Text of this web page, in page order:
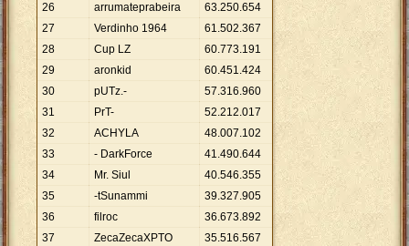
26
arrumateprabeira 63.250.654
27
Verdinho 1964 61.502.367
28
Cup LZ 60.773.191
29
aronkid 60.451.424
30
pUTz.- 57.316.960
31
PrT- 52.212.017
32
ACHYLA 48.007.102
33
- DarkForce 41.490.644
34
Mr. Siul 40.546.355
35
-tSunammi 39.327.905
36
filroc 36.673.892
37
ZecaZecaXPTO 35.516.567